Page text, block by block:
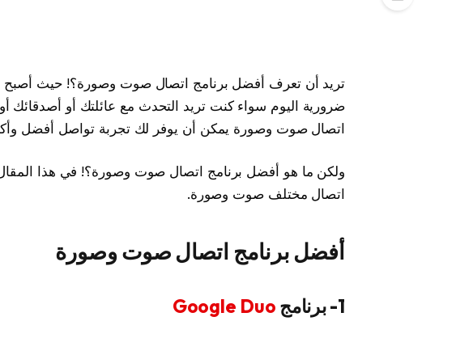
تريد أن تعرف أفضل برنامج اتصال صوت وصورة؟! حيث
ضرورية اليوم سواء كنت تريد التحدث مع عائلتك أو أصدقائك
اتصال صوت وصورة يمكن أن يوفر لك تجربة تواصل أفضل
اتصال مختلف صوت وصورة.
أفضل برنامج اتصال صوت وصورة
1- برنامج Google Duo